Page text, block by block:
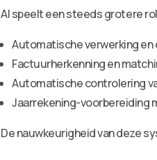
AI speelt een steeds grotere
Automatische verwerking
Factuurherkenning en
Automatische controlering
Jaarrekening-voorbereiding
De nauwkeurigheid van deze